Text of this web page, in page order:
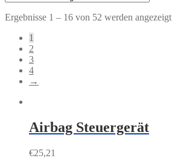
Ergebnisse 1 – 16 von 52 werden angezeigt
1
2
3
4
→
Airbag Steuergerät
€25,21